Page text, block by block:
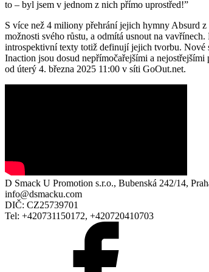
to – byl jsem v jednom z nich přímo uprostřed!”
S více než 4 miliony přehrání jejich hymny Absurd
možnosti svého růstu, a odmítá usnout na
introspektivní texty totiž definují jejich tvorbu. Nové
Inaction jsou dosud nepřímočařejšími a
od úterý 4. března 2025 11:00 v síti GoOut.net.
D Smack U Promotion s.r.o., Bubenská 242/14,
info@dsmacku.com
DIČ: CZ25739701
Tel: +420731150172, +420720410703